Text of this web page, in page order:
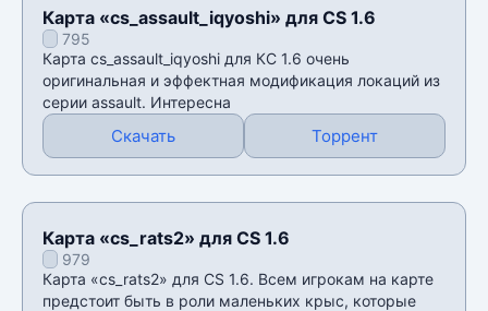
Карта «cs_assault_iqyoshi» для CS 1.6
795
Карта cs_assault_iqyoshi для КС 1.6 очень
оригинальная и эффектная модификация локаций из
серии assault. Интересна
Скачать Торрент
Карта «cs_rats2» для CS 1.6
979
Карта «cs_rats2» для CS 1.6. Всем игрокам на карте
предстоит быть в роли маленьких крыс, которые